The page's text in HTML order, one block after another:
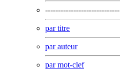
-----------------------------
par titre
par auteur
par mot-clef